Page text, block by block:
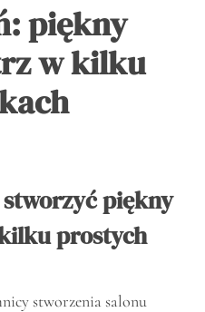
piękny
w kilku
piękny
prostych
stworzenia salonu